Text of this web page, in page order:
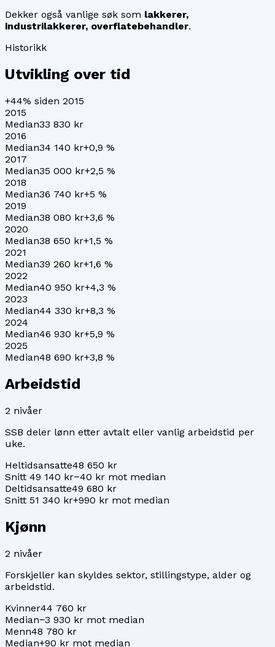
Dekker også vanlige søk som lakkerer,
industrilakkerer, overflatebehandler.
Historikk
Utvikling over tid
+44% siden 2015
2015
Median33 830 kr
2016
Median34 140 kr+0,9 %
2017
Median35 000 kr+2,5 %
2018
Median36 740 kr+5 %
2019
Median38 080 kr+3,6 %
2020
Median38 650 kr+1,5 %
2021
Median39 260 kr+1,6 %
2022
Median40 950 kr+4,3 %
2023
Median44 330 kr+8,3 %
2024
Median46 930 kr+5,9 %
2025
Median48 690 kr+3,8 %
Arbeidstid
2 nivåer
SSB deler lønn etter avtalt eller vanlig arbeidstid per
uke.
Heltidsansatte48 650 kr
Snitt 49 140 kr−40 kr mot median
Deltidsansatte49 680 kr
Snitt 51 340 kr+990 kr mot median
Kjønn
2 nivåer
Forskjeller kan skyldes sektor, stillingstype, alder og
arbeidstid.
Kvinner44 760 kr
Median−3 930 kr mot median
Menn48 780 kr
Median+90 kr mot median